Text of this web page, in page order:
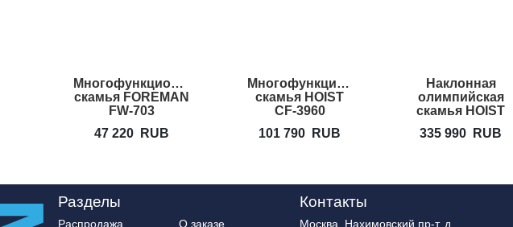
Многофункциональная
скамья FOREMAN
FW-703
47 220
RUB
Многофункциональная
скамья HOIST
CF-3960
101 790
RUB
Наклонная
олимпийская
скамья HOIST
335 990 RUB
Разделы Контакты
Распродажа О заказе Москва, Нахимовский пр-т, д.